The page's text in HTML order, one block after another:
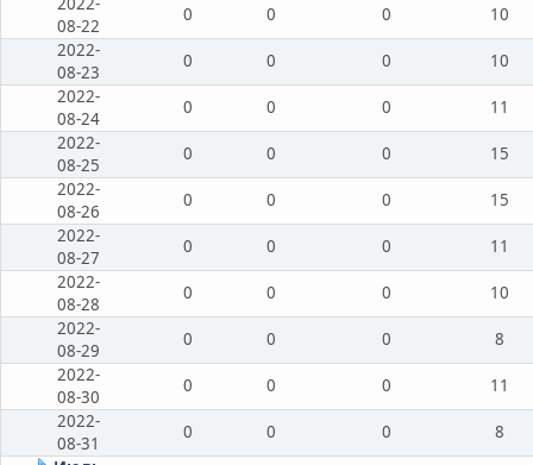
08-22
0 0 0
10
2022-
08-23
0 0 0
10
2022-
08-24
0 0 0
11
2022-
08-25
0 0 0
15
2022-
08-26
0 0 0
15
2022-
08-27
0 0 0
11
2022-
08-28
0 0 0
10
2022-
08-29
0 0 0
8
2022-
08-30
0 0 0
11
2022-
08-31
0 0 0
8